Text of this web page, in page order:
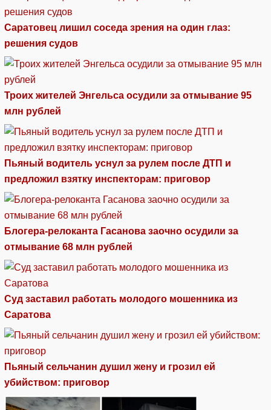
Саратовец лишил соседа зрения на один глаз:
решения судов
Троих жителей Энгельса осудили за отмывание 95
млн рублей
Пьяный водитель уснул за рулем после ДТП и
предложил взятку инспекторам: приговор
Блогера-релоканта Гасанова заочно осудили за
отмывание 68 млн рублей
Суд заставил работать молодого мошенника из
Саратова
Пьяный сельчанин душил жену и грозил ей
убийством: приговор